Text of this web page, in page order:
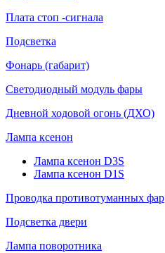
Плата стоп -сигнала
Подсветка
Фонарь (габарит)
Светодиодный модуль фары
Дневной ходовой огонь (ДХО)
Лампа ксенон
Лампа ксенон D3S
Лампа ксенон D1S
Проводка противотуманных фар
Подсветка двери
Лампа поворотника